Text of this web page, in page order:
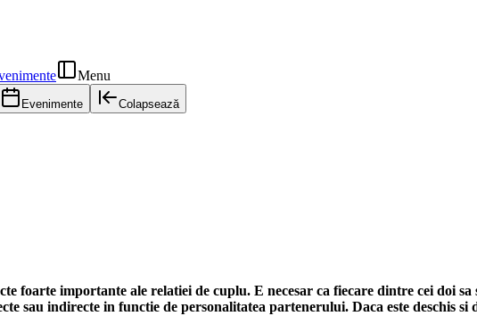
Menu
Evenimente Colapsează
foarte importante ale relatiei de cuplu. E necesar ca fiecare dintre cei doi
sau indirecte in functie de personalitatea partenerului. Daca este deschis